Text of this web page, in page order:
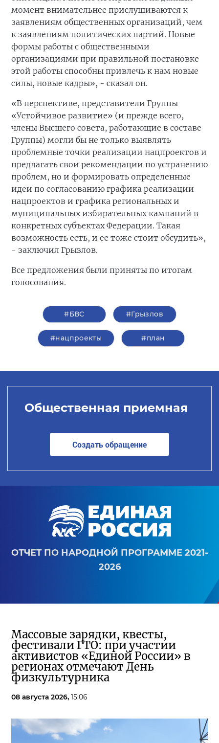
момент внимательнее прислушиваются к
заявлениям общественных организаций, чем
к заявлениям политических партий. Новые
формы работы с общественными
организациями при правильной постановке
этой работы способны привлечь к нам новые
силы, новые кадры», - сказал он.
«В перспективе, представители Группы
«Устойчивое развитие» (и прежде всего,
члены Высшего совета, работающие в составе
Группы) могли бы не только выявлять
проблемные точки реализации нацпроектов и
предлагать свои рекомендации по устранению
проблем, но и формировать определенные
идеи по согласованию графика реализации
нацпроектов и графика региональных и
муниципальных избирательных кампаний в
конкретных субъектах Федерации. Такая
возможность есть, и ее тоже стоит обсудить»,
- заключил Грызлов.
Все предложения были приняты по итогам
голосования.
#БВС #Грызлов
#нацпроекты #план
Общественная приемная
Создать обращение
ОТЧЕТ ПО НАРОДНОЙ ПРОГРАММЕ 2021-
2026
Массовые зарядки, квесты,
фестивали ГТО: при участии
активистов «Единой России» в
регионах отмечают День
физкультурника
08 августа 2026, 15:06